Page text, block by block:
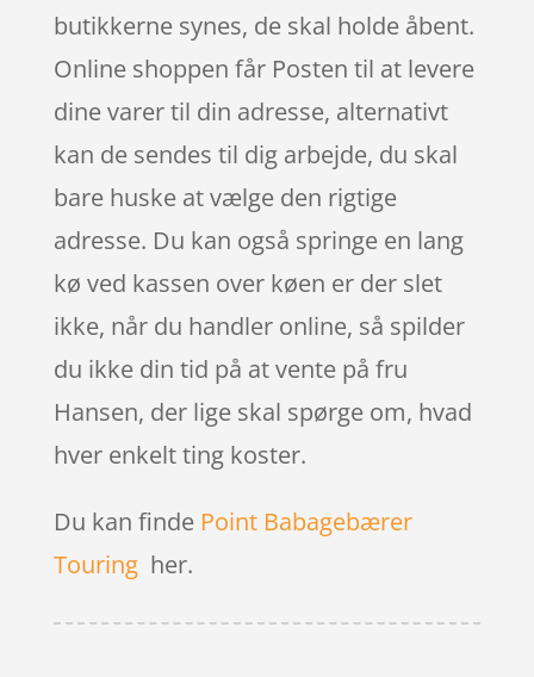
butikkerne synes, de skal holde åbent.
Online shoppen får Posten til at levere
dine varer til din adresse, alternativt
kan de sendes til dig arbejde, du skal
bare huske at vælge den rigtige
adresse. Du kan også springe en lang
kø ved kassen over køen er der slet
ikke, når du handler online, så spilder
du ikke din tid på at vente på fru
Hansen, der lige skal spørge om, hvad
hver enkelt ting koster.
Du kan finde Point Babagebærer
Touringher.